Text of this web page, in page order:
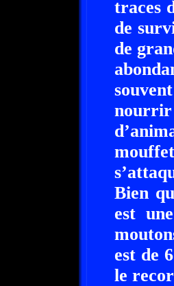
traces
de
de
nourrir
Bien
est
est de
le